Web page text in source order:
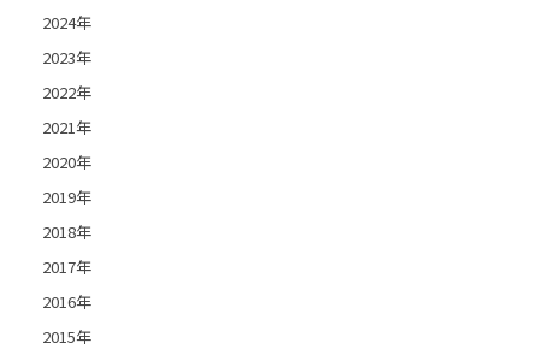
2024年
2023年
2022年
2021年
2020年
2019年
2018年
2017年
2016年
2015年